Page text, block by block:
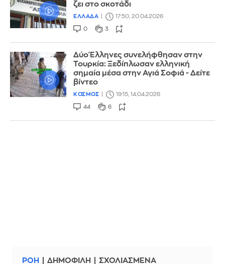
ζει στο σκοτάδι
ΕΛΛΑΔΑ 17:50, 20.04.2026
0 3
Δύο Έλληνες συνελήφθησαν στην
Τουρκία: Ξεδίπλωσαν ελληνική
σημαία μέσα στην Αγιά Σοφιά - Δείτε
βίντεο
ΚΟΣΜΟΣ 19:15, 14.04.2026
44 6
ΡΟΗ ΔΗΜΟΦΙΛΗ ΣΧΟΛΙΑΣΜΕΝΑ